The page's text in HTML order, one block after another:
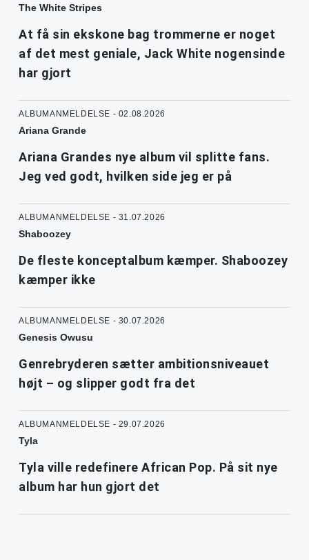
The White Stripes
At få sin ekskone bag trommerne er noget
af det mest geniale, Jack White nogensinde
har gjort
ALBUMANMELDELSE - 02.08.2026
Ariana Grande
Ariana Grandes nye album vil splitte fans.
Jeg ved godt, hvilken side jeg er på
ALBUMANMELDELSE - 31.07.2026
Shaboozey
De fleste konceptalbum kæmper. Shaboozey
kæmper ikke
ALBUMANMELDELSE - 30.07.2026
Genesis Owusu
Genrebryderen sætter ambitionsniveauet
højt – og slipper godt fra det
ALBUMANMELDELSE - 29.07.2026
Tyla
Tyla ville redefinere African Pop. På sit nye
album har hun gjort det